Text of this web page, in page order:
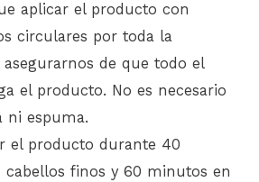
aplicar el producto con
circulares por toda la
de que todo el
el producto. No es necesario
ni espuma.
el producto durante 40
finos y 60 minutos en